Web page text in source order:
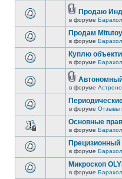
Продаю
в форуме
Продам
в форуме
Куплю
в форуме
в форуме
в форуме Отзывы
Основные
в форуме
Прецизионный
в форуме
Микроскоп
в форуме